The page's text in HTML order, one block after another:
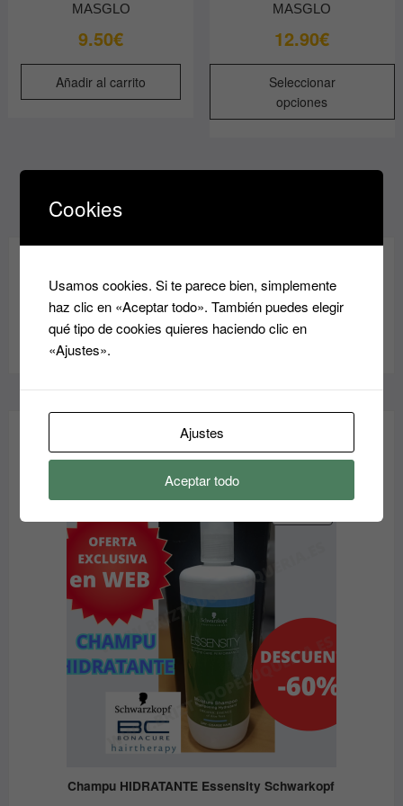
página
MASGLO
9.50€
Añadir al carrito
MASGLO
12.90€
Seleccionar
opciones
MARCAS
OFERTAS - OUTLET
EN
Champu HIDRATANTE Essensity Schwarkopf
Cookies
Usamos cookies. Si te parece bien, simplemente
haz clic en «Aceptar todo». También puedes elegir
qué tipo de cookies quieres haciendo clic en
«Ajustes».
Ajustes
Aceptar todo